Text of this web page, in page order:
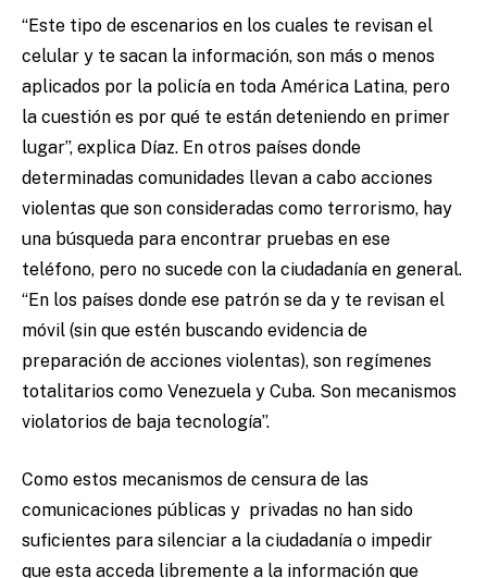
“Este tipo de escenarios en los cuales te revisan el
celular y te sacan la información, son más o menos
aplicados por la policía en toda América Latina, pero
la cuestión es por qué te están deteniendo en primer
lugar”, explica Díaz. En otros países donde
determinadas comunidades llevan a cabo acciones
violentas que son consideradas como terrorismo, hay
una búsqueda para encontrar pruebas en ese
teléfono, pero no sucede con la ciudadanía en general.
“En los países donde ese patrón se da y te revisan el
móvil (sin que estén buscando evidencia de
preparación de acciones violentas), son regímenes
totalitarios como Venezuela y Cuba. Son mecanismos
violatorios de baja tecnología”.
Como estos mecanismos de censura de las
comunicaciones públicas y privadas no han sido
suficientes para silenciar a la ciudadanía o impedir
que esta acceda libremente a la información que